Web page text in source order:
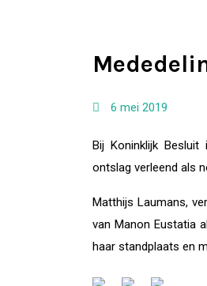
6 mei 2019
Bij Koninklijk
ontslag verleend als
Matthijs Laumans,
van Manon Eustatia
haar standplaats en